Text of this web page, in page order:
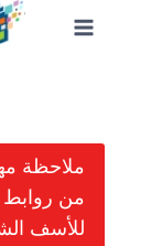
ملاحظة
من روابط
للأسف